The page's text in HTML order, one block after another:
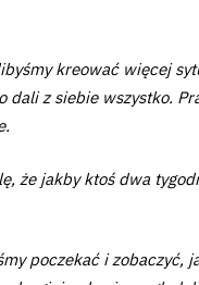
kreować więcej
dali z siebie wszystko.
że jakby ktoś dwa
poczekać i zobaczyć,